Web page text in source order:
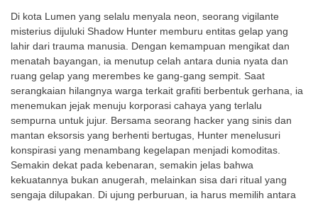
Di kota Lumen yang selalu menyala neon, seorang vigilante
misterius dijuluki Shadow Hunter memburu entitas gelap yang
lahir dari trauma manusia. Dengan kemampuan mengikat dan
menatah bayangan, ia menutup celah antara dunia nyata dan
ruang gelap yang merembes ke gang-gang sempit. Saat
serangkaian hilangnya warga terkait grafiti berbentuk gerhana, ia
menemukan jejak menuju korporasi cahaya yang terlalu
sempurna untuk jujur. Bersama seorang hacker yang sinis dan
mantan eksorsis yang berhenti bertugas, Hunter menelusuri
konspirasi yang menambang kegelapan menjadi komoditas.
Semakin dekat pada kebenaran, semakin jelas bahwa
kekuatannya bukan anugerah, melainkan sisa dari ritual yang
sengaja dilupakan. Di ujung perburuan, ia harus memilih antara